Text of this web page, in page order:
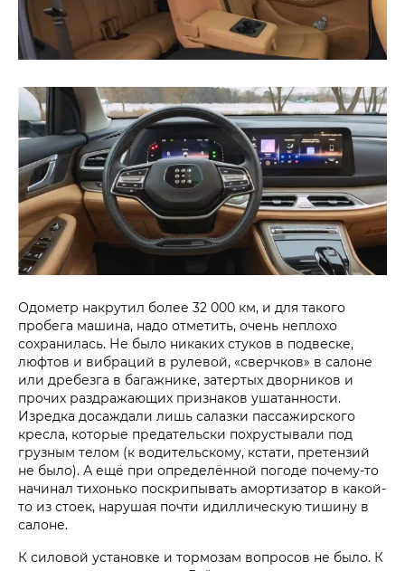
Одометр накрутил более 32 000 км, и для такого
пробега машина, надо отметить, очень неплохо
сохранилась. Не было никаких стуков в подвеске,
люфтов и вибраций в рулевой, «сверчков» в салоне
или дребезга в багажнике, затертых дворников и
прочих раздражающих признаков ушатанности.
Изредка досаждали лишь салазки пассажирского
кресла, которые предательски похрустывали под
грузным телом (к водительскому, кстати, претензий
не было). А ещё при определённой погоде почему-то
начинал тихонько поскрипывать амортизатор в какой-
то из стоек, нарушая почти идиллическую тишину в
салоне.
К силовой установке и тормозам вопросов не было. К